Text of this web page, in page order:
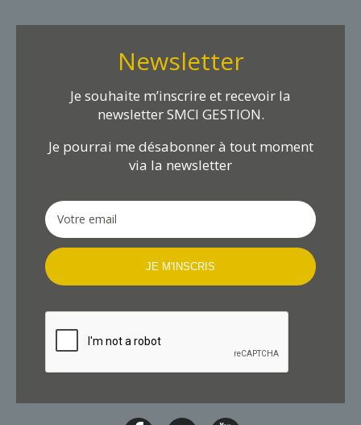
Newsletter
Je souhaite m’inscrire et recevoir la
newsletter SMCI GESTION.
Je pourrai me désabonner à tout moment
via la newsletter